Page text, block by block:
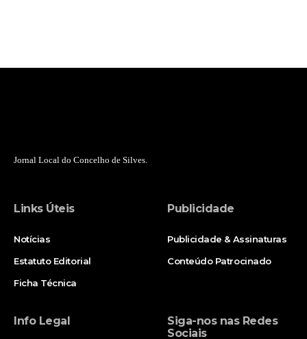
Jornal Local do Concelho de Silves.
Links Úteis
Notícias
Estatuto Editorial
Ficha Técnica
Publicidade
Publicidade & Assinaturas
Conteúdo Patrocinado
Info Legal
Siga-nos nas Redes
Sociais